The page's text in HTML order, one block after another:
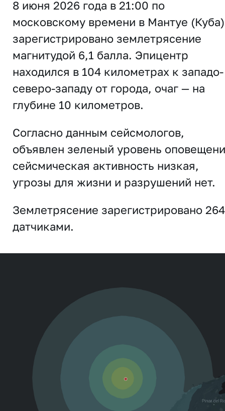
8 июня 2026 года в 21:00 по
московскому времени в Мантуе (Куба)
зарегистрировано землетрясение
магнитудой 6,1 балла. Эпицентр
находился в 104 километрах к западо-
северо-западу от города, очаг — на
глубине 10 километров.
Согласно данным сейсмологов,
объявлен зеленый уровень
сейсмическая активность низкая,
угрозы для жизни и разрушений нет.
Землетрясение зарегистрировано 264
датчиками.